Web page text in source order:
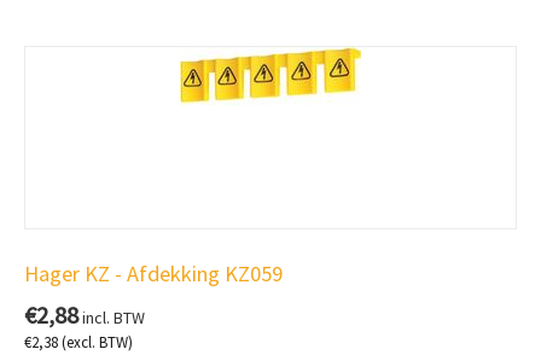
Hager KZ - Afdekking KZ059
€2,88incl. BTW
€2,38(excl. BTW)